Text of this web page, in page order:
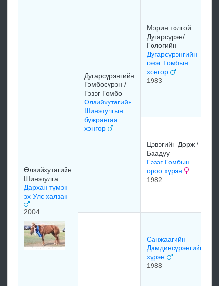
Өлзийхутагийн
Шинэтулга
Дархан түмэн
эх Улс халзан
2004
Дугарсүрэнгийн
Гомбосүрэн /
Гэзэг Гомбо
Өлзийхутагийн
Шинэтулгын
бужрангаа
хонгор
Морин толгой
Дугарсүрэн/
Гөлөгийн
Дугарсүрэнгийн
гэзэг Гомбын
хонгор
1983
Цэвэгийн Дорж /
Баадуу
Гэзэг Гомбын
ороо хүрэн
1982
Санжаагийн
Дамдинсүрэнгийн
хүрэн
1988